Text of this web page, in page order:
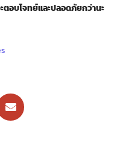
ตอบโจทย์และปลอดภัยกว่านะ